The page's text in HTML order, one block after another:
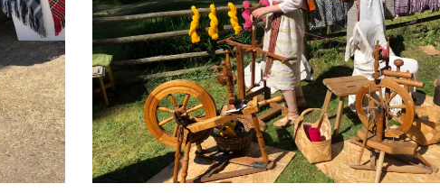
訪
ね
旅〜
vol.9
ク
ル
ゼ
メ
地
方